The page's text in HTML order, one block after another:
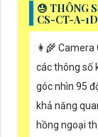
😓 THÔNG
CS-CT-A-
👩‍🌾 Camera
các thông số
góc nhìn 95
khả năng
hồng ngoại